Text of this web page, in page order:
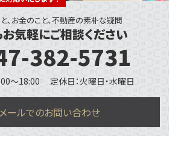
、お金のこと、不動産の素朴な疑問
気軽にご相談ください
382-5731
～18:00 定休日：火曜日・水曜日
メールでのお問い合わせ